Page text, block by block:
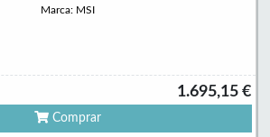
Marca: MSI
1.695,15 €
Comprar